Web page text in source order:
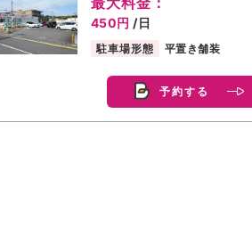
450円 /日
駐車場形態 平置き舗装
予約する